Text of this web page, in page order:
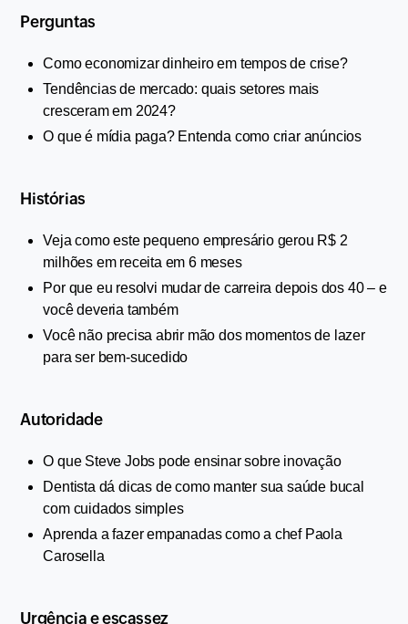
Perguntas
Como economizar dinheiro em tempos de crise?
Tendências de mercado: quais setores mais
cresceram em 2024?
O que é mídia paga? Entenda como criar anúncios
Histórias
Veja como este pequeno empresário gerou R$ 2
milhões em receita em 6 meses
Por que eu resolvi mudar de carreira depois dos 40 – e
você deveria também
Você não precisa abrir mão dos momentos de lazer
para ser bem-sucedido
Autoridade
O que Steve Jobs pode ensinar sobre inovação
Dentista dá dicas de como manter sua saúde bucal
com cuidados simples
Aprenda a fazer empanadas como a chef Paola
Carosella
Urgência e escassez